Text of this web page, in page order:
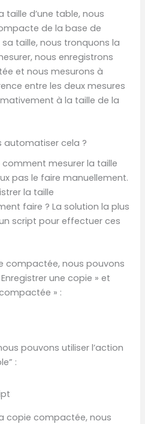
taille d’une table, nous
de la base de
taille, nous tronquons la
nous enregistrons
et nous mesurons à
entre les deux mesures
à la taille de la
cela ?
mesurer la taille
pas le faire manuellement.
la taille
faire ? La solution la plus
script pour effectuer ces
compactée, nous pouvons
une copie » et
» :
pouvons utiliser l’action
:
copie compactée, nous